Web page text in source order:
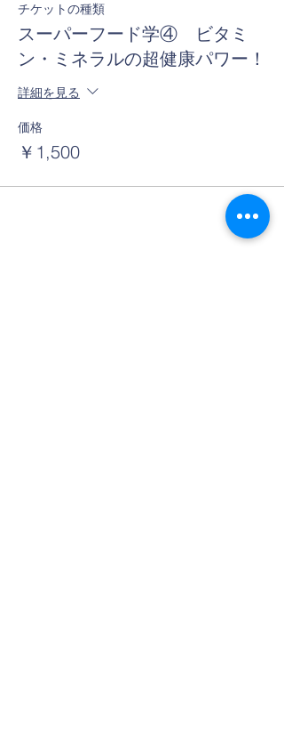
チケットの種類
スーパーフード学④ ビタミ
ン・ミネラルの超健康パワー！
詳細を見る
価格
￥1,500